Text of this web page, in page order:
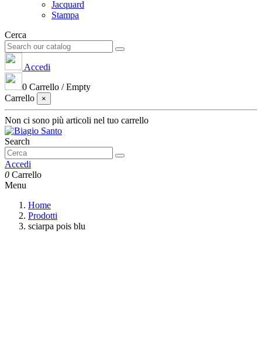
Jacquard
Stampa
Cerca
Accedi
0 Carrello /Empty
Carrello
×
Non ci sono più articoli nel tuo carrello
Search
Accedi
0 Carrello
Menu
Home
Prodotti
sciarpa pois blu